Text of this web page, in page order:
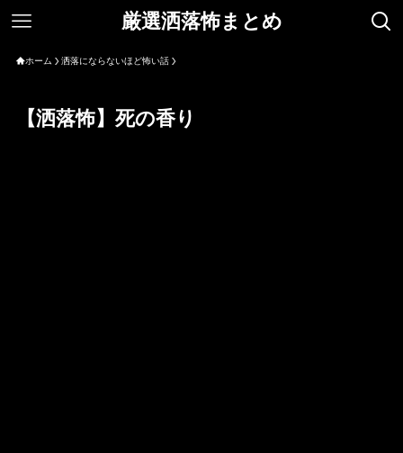
厳選洒落怖まとめ
ホーム 洒落にならないほど怖い話
【洒落怖】死の香り